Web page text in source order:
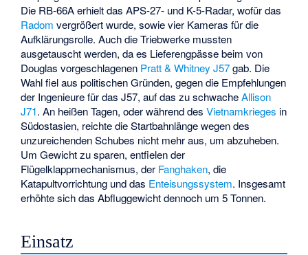
Die RB-66A erhielt das APS-27- und K-5-Radar, wofür das
Radom vergrößert wurde, sowie vier Kameras für die
Aufklärungsrolle. Auch die Triebwerke mussten
ausgetauscht werden, da es Lieferengpässe beim von
Douglas vorgeschlagenen Pratt & Whitney J57gab. Die
Wahl fiel aus politischen Gründen, gegen die Empfehlungen
der Ingenieure für das J57, auf das zu schwacheAllison
J71. An heißen Tagen, oder während desVietnamkrieges in
Südostasien, reichte die Startbahnlänge wegen des
unzureichenden Schubes nicht mehr aus, um abzuheben.
Um Gewicht zu sparen, entfielen der
Flügelklappmechanismus, der Fanghaken, die
Katapultvorrichtung und das Enteisungssystem. Insgesamt
erhöhte sich das Abfluggewicht dennoch um 5 Tonnen.
Einsatz